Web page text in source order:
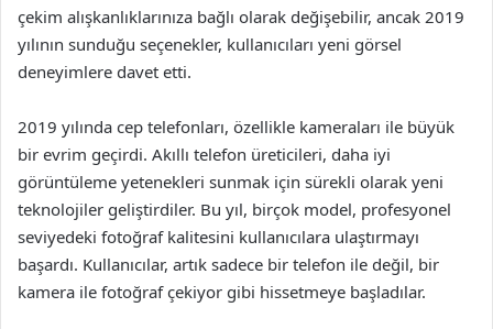
çekim alışkanlıklarınıza bağlı olarak değişebilir, ancak 2019
yılının sunduğu seçenekler, kullanıcıları yeni görsel
deneyimlere davet etti.
2019 yılında cep telefonları, özellikle kameraları ile büyük
bir evrim geçirdi. Akıllı telefon üreticileri, daha iyi
görüntüleme yetenekleri sunmak için sürekli olarak yeni
teknolojiler geliştirdiler. Bu yıl, birçok model, profesyonel
seviyedeki fotoğraf kalitesini kullanıcılara ulaştırmayı
başardı. Kullanıcılar, artık sadece bir telefon ile değil, bir
kamera ile fotoğraf çekiyor gibi hissetmeye başladılar.